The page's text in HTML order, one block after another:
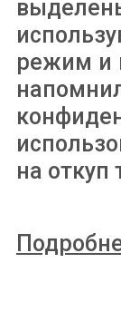
режим и
на